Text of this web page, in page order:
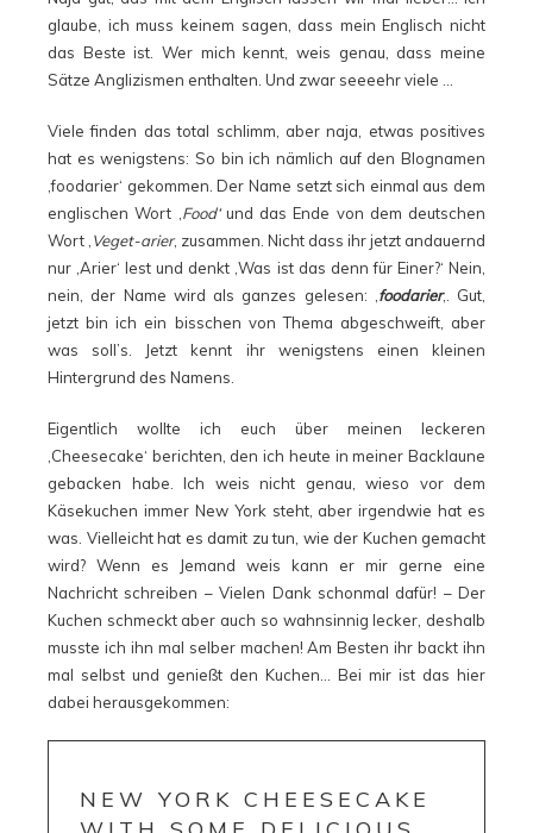
glaube, ich muss keinem sagen, dass mein Englisch nicht
das Beste ist. Wer mich kennt, weis genau, dass meine
Sätze Anglizismen enthalten. Und zwar seeeehr viele …
Viele finden das total schlimm, aber naja, etwas positives
hat es wenigstens: So bin ich nämlich auf den Blognamen
‚foodarier‘ gekommen. Der Name setzt sich einmal aus dem
englischen Wort ‚Food‘und das Ende von dem deutschen
Wort ‚Veget-arier‚ zusammen. Nicht dass ihr jetzt andauernd
nur ‚Arier‘ lest und denkt ‚Was ist das denn für Einer?‘ Nein,
nein, der Name wird als ganzes gelesen: ‚foodarier‚. Gut,
jetzt bin ich ein bisschen von Thema abgeschweift, aber
was soll’s. Jetzt kennt ihr wenigstens einen kleinen
Hintergrund des Namens.
Eigentlich wollte ich euch über meinen leckeren
‚Cheesecake‘ berichten, den ich heute in meiner Backlaune
gebacken habe. Ich weis nicht genau, wieso vor dem
Käsekuchen immer New York steht, aber irgendwie hat es
was. Vielleicht hat es damit zu tun, wie der Kuchen gemacht
wird? Wenn es Jemand weis kann er mir gerne eine
Nachricht schreiben – Vielen Dank schonmal dafür! – Der
Kuchen schmeckt aber auch so wahnsinnig lecker, deshalb
musste ich ihn mal selber machen! Am Besten ihr backt ihn
mal selbst und genießt den Kuchen… Bei mir ist das hier
dabei herausgekommen:
NEW YORK CHEESECAKE